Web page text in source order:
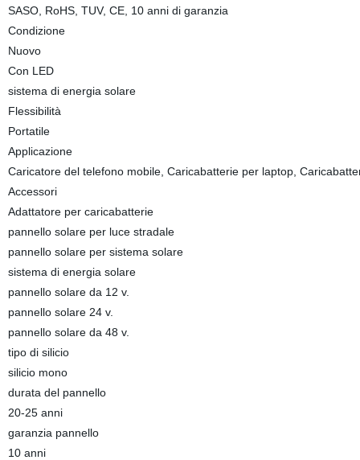
SASO, RoHS, TUV, CE, 10 anni di garanzia
Condizione
Nuovo
Con LED
sistema di energia solare
Flessibilità
Portatile
Applicazione
Caricatore del telefono mobile, Caricabatterie per laptop,
Accessori
Adattatore per caricabatterie
pannello solare per luce stradale
pannello solare per sistema solare
sistema di energia solare
pannello solare da 12 v.
pannello solare 24 v.
pannello solare da 48 v.
tipo di silicio
silicio mono
durata del pannello
20-25 anni
garanzia pannello
10 anni